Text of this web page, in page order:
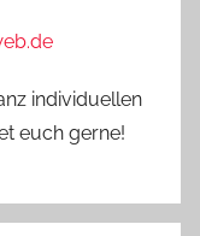
individuellen
euch gerne!